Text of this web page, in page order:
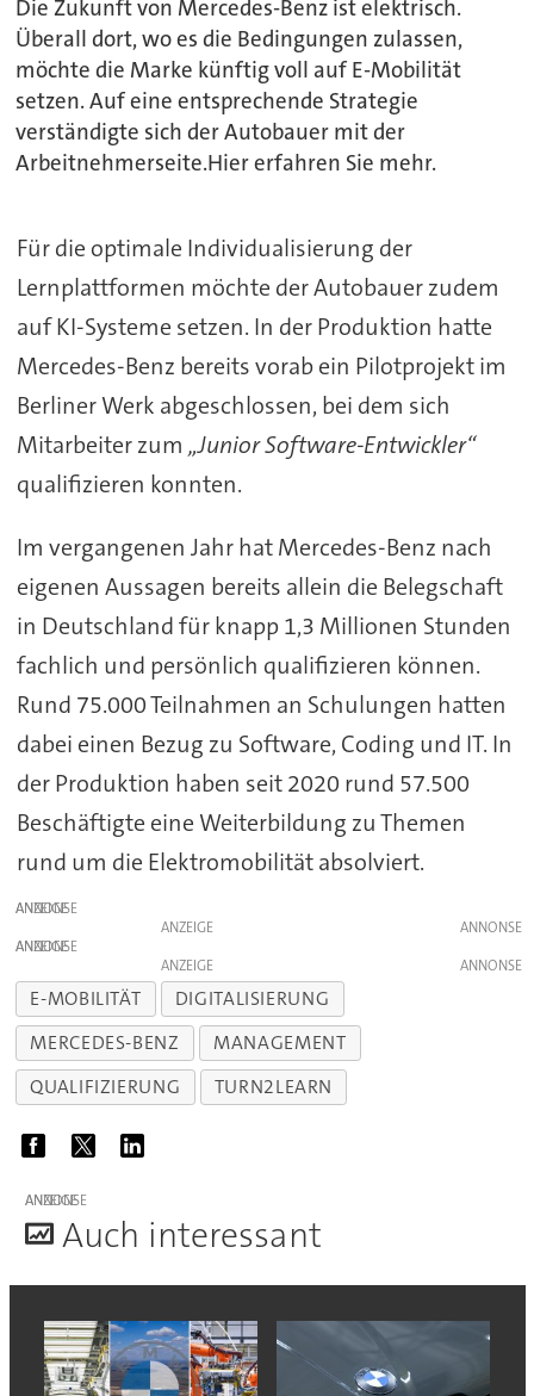
Die Zukunft von Mercedes-Benz ist elektrisch.
Überall dort, wo es die Bedingungen zulassen,
möchte die Marke künftig voll auf E-Mobilität
setzen. Auf eine entsprechende Strategie
verständigte sich der Autobauer mit der
Arbeitnehmerseite.Hier erfahren Sie mehr.
Für die optimale Individualisierung der
Lernplattformen möchte der Autobauer zudem
auf KI-Systeme setzen. In der Produktion hatte
Mercedes-Benz bereits vorab ein Pilotprojekt im
Berliner Werk abgeschlossen, bei dem sich
Mitarbeiter zum „Junior Software-Entwickler“
qualifizieren konnten.
Im vergangenen Jahr hat Mercedes-Benz nach
eigenen Aussagen bereits allein die Belegschaft
in Deutschland für knapp 1,3 Millionen Stunden
fachlich und persönlich qualifizieren können.
Rund 75.000 Teilnahmen an Schulungen hatten
dabei einen Bezug zu Software, Coding und IT. In
der Produktion haben seit 2020 rund 57.500
Beschäftigte eine Weiterbildung zu Themen
rund um die Elektromobilität absolviert.
ANZEIGE
ANZEIGE
ANZEIGE
ANZEIGE
E-MOBILITÄT
DIGITALISIERUNG
MERCEDES-BENZ
MANAGEMENT
QUALIFIZIERUNG
TURN2LEARN
ANZEIGE
Auch interessant